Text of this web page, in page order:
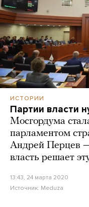
ИСТОРИИ
Партии власти
Мосгордума
парламентом
Андрей Перцев
власть решает
13:43, 24 марта 2020
Источник: Meduza